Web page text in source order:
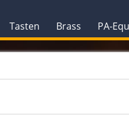
Tasten Brass PA-